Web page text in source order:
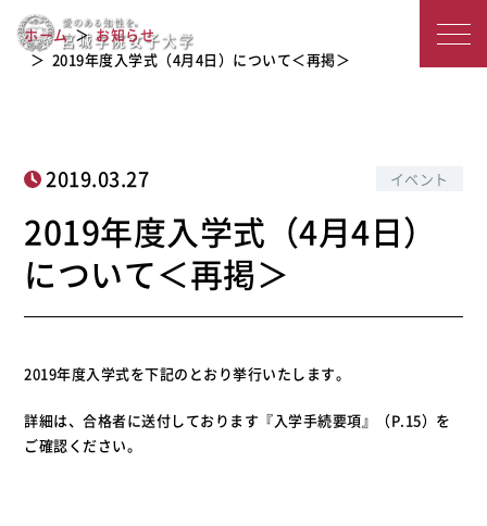
城
子
大
学
2019年度入学式（4月4日）について＜
再掲＞
ホーム
お知らせ
2019年度入学式（4月4日）について＜再掲＞
2019.03.27 イベント
2019年度入学式（4月4日）
について＜再掲＞
2019年度入学式を下記のとおり挙行いたします。
詳細は、合格者に送付しております『入学手続要項』（P.15）を
ご確認ください。